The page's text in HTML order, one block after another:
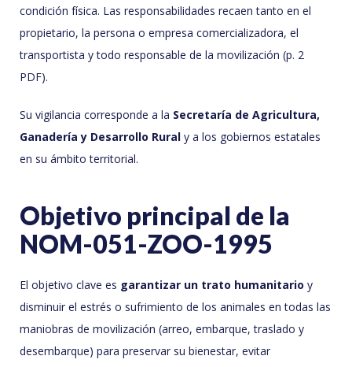
condición física. Las responsabilidades recaen tanto en el
propietario, la persona o empresa comercializadora, el
transportista y todo responsable de la movilización (p. 2
PDF).
Su vigilancia corresponde a la Secretaría de Agricultura,
Ganadería y Desarrollo Rural y a los gobiernos estatales
en su ámbito territorial.
Objetivo principal de la
NOM-051-ZOO-1995
El objetivo clave es garantizar un trato humanitario y
disminuir el estrés o sufrimiento de los animales en todas las
maniobras de movilización (arreo, embarque, traslado y
desembarque) para preservar su bienestar, evitar